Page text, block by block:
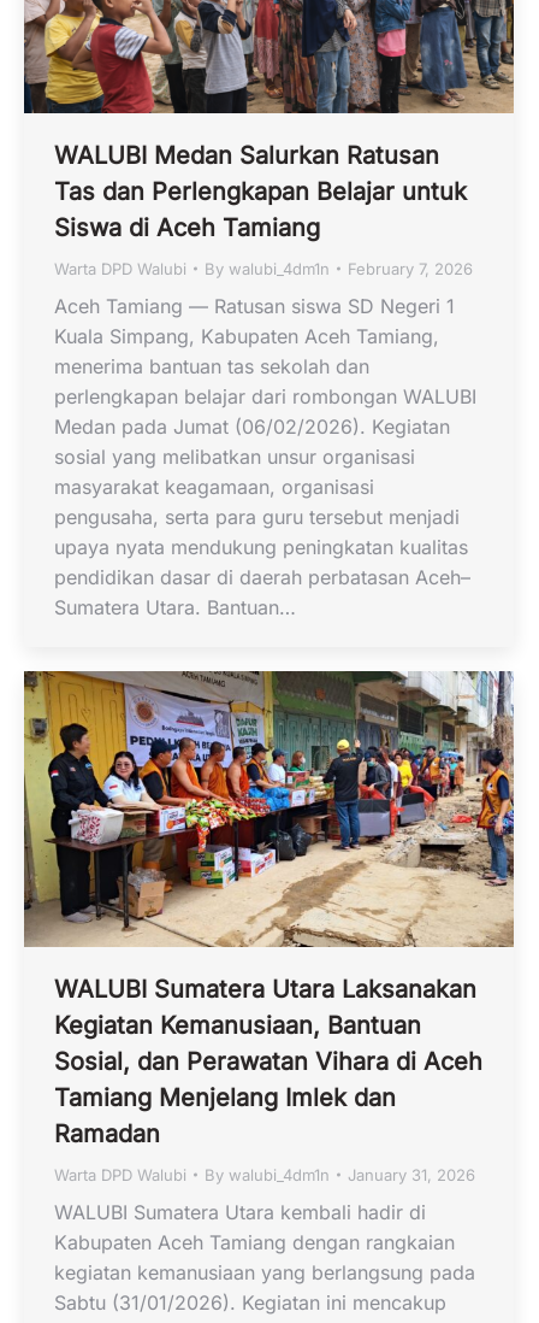
WALUBI Medan Salurkan Ratusan
Tas dan Perlengkapan Belajar untuk
Siswa di Aceh Tamiang
Warta DPD Walubi By walubi_4dm1n February 7, 2026
Aceh Tamiang — Ratusan siswa SD Negeri 1
Kuala Simpang, Kabupaten Aceh Tamiang,
menerima bantuan tas sekolah dan
perlengkapan belajar dari rombongan WALUBI
Medan pada Jumat (06/02/2026). Kegiatan
sosial yang melibatkan unsur organisasi
masyarakat keagamaan, organisasi
pengusaha, serta para guru tersebut menjadi
upaya nyata mendukung peningkatan kualitas
pendidikan dasar di daerah perbatasan Aceh–
Sumatera Utara. Bantuan…
WALUBI Sumatera Utara Laksanakan
Kegiatan Kemanusiaan, Bantuan
Sosial, dan Perawatan Vihara di Aceh
Tamiang Menjelang Imlek dan
Ramadan
Warta DPD Walubi By walubi_4dm1n January 31, 2026
WALUBI Sumatera Utara kembali hadir di
Kabupaten Aceh Tamiang dengan rangkaian
kegiatan kemanusiaan yang berlangsung pada
Sabtu (31/01/2026). Kegiatan ini mencakup